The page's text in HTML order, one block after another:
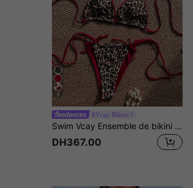
8
#Vcay Bikini
Swim Vcay Ensemble de bikini d'été pour femmes avec imprimé léopard, nœud papillon à l'avant, spaghetti, débardeur
DH367.00